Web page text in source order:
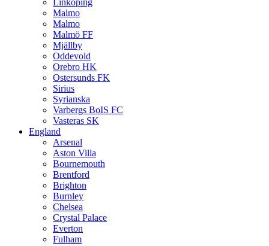
Linkoping
Malmo
Malmo
Malmö FF
Mjällby
Oddevold
Orebro HK
Ostersunds FK
Sirius
Syrianska
Varbergs BoIS FC
Vasteras SK
England
Arsenal
Aston Villa
Bournemouth
Brentford
Brighton
Burnley
Chelsea
Crystal Palace
Everton
Fulham